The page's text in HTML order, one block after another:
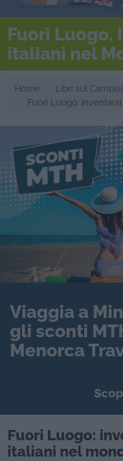
Fuori Luogo.
italiani nel
Home
Libri sul
Fuori Luogo.
Viaggia a
gli sconti
Menorca
Fuori Luogo:
italiani nel